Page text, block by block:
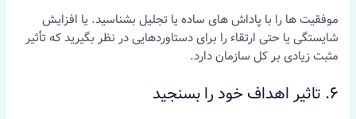
موفقیت ها را با پاداش های ساده یا تجلیل بشناسید. یا افزایش
شایستگی یا حتی ارتقاء را برای دستاوردهایی در نظر بگیرید که تأثیر
مثبت زیادی بر کل سازمان دارد.
6. تاثیر اهداف خود را بسنجید